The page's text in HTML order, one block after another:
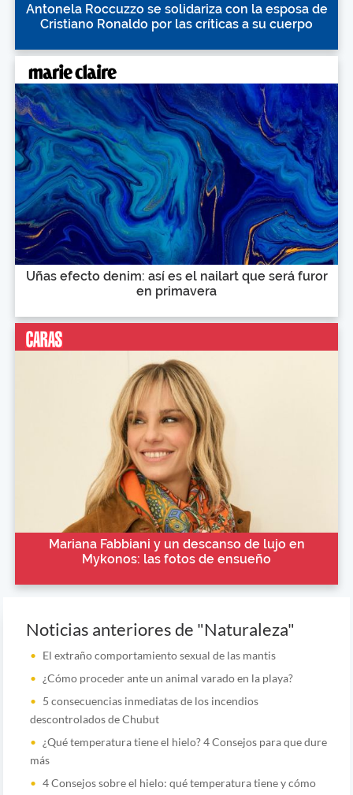
Antonela Roccuzzo se solidariza con la esposa de
Cristiano Ronaldo por las críticas a su cuerpo
Uñas efecto denim: así es el nailart que será furor
en primavera
Mariana Fabbiani y un descanso de lujo en
Mykonos: las fotos de ensueño
Noticias anteriores de "Naturaleza"
El extraño comportamiento sexual de las mantis
¿Cómo proceder ante un animal varado en la playa?
5 consecuencias inmediatas de los incendios
descontrolados de Chubut
¿Qué temperatura tiene el hielo? 4 Consejos para que dure
más
4 Consejos sobre el hielo: qué temperatura tiene y cómo